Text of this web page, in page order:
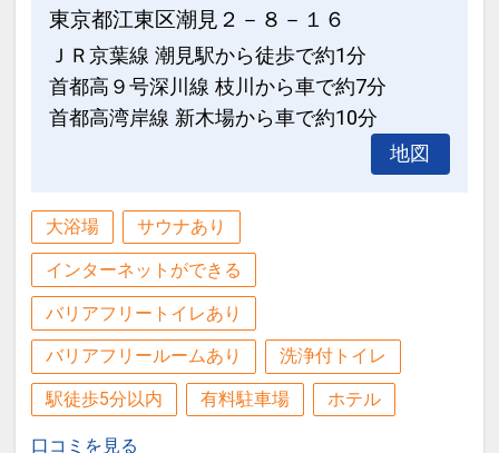
東京都江東区潮見２－８－１６
ＪＲ京葉線 潮見駅から徒歩で約1分
首都高９号深川線 枝川から車で約7分
首都高湾岸線 新木場から車で約10分
地図
大浴場 サウナあり
インターネットができる
バリアフリートイレあり
バリアフリールームあり 洗浄付トイレ
駅徒歩5分以内 有料駐車場 ホテル
口コミを見る